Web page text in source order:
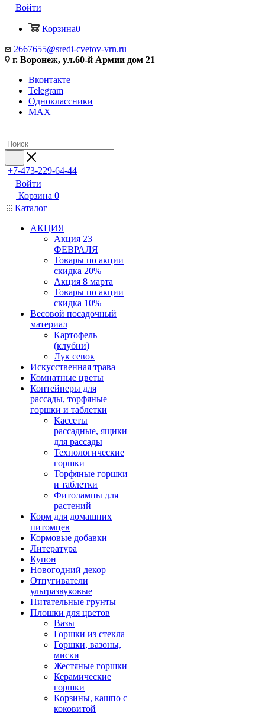
Войти
Корзина0
2667655@sredi-cvetov-vrn.ru
г. Воронеж, ул.60-й Армии дом 21
Вконтакте
Telegram
Одноклассники
MAX
+7-473-229-64-44
Войти
Корзина 0
Каталог
АКЦИЯ
Акция 23
ФЕВРАЛЯ
Товары по акции
скидка 20%
Акция 8 марта
Товары по акции
скидка 10%
Весовой посадочный
материал
Картофель
(клубни)
Лук севок
Искусственная трава
Комнатные цветы
Контейнеры для
рассады, торфяные
горшки и таблетки
Кассеты
рассадные, ящики
для рассады
Технологические
горшки
Торфяные горшки
и таблетки
Фитолампы для
растений
Корм для домашних
питомцев
Кормовые добавки
Литература
Купон
Новогодний декор
Отпугиватели
ультразвуковые
Питательные грунты
Плошки для цветов
Вазы
Горшки из стекла
Горшки, вазоны,
миски
Жестяные горшки
Керамические
горшки
Корзины, кашпо с
коковитой